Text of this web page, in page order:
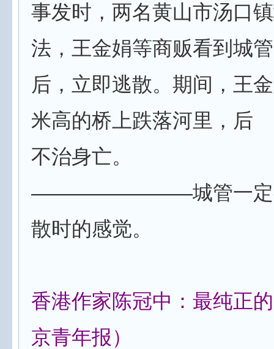
事发时，两名黄山市汤口
法，王金娟等商贩看到城管
后，立即逃散。期间，王
米高的桥上跌落河里，后
不治身亡。
————————城管一定很
散时的感觉。
香港作家陈冠中：最纯正
京青年报）